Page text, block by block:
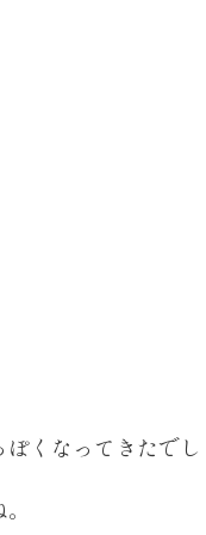
くなってきたで